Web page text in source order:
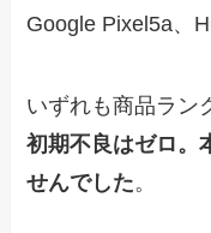
Google Pixel5a、
いずれも商品ラン
初期不良はゼロ。
せんでした。